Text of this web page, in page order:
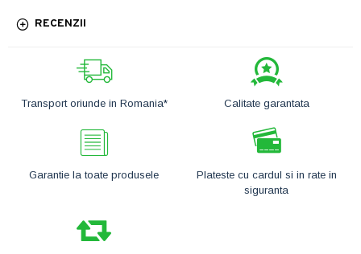
Transport oriunde in Romania* Calitate garantata
Garantie la toate produsele
Plateste cu cardul si in rate in
siguranta
RECENZII